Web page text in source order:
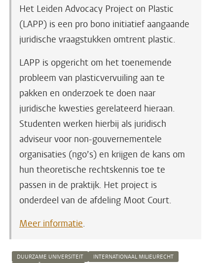
Het Leiden Advocacy Project on Plastic
(LAPP) is een pro bono initiatief aangaande
juridische vraagstukken omtrent plastic.
LAPP is opgericht om het toenemende
probleem van plasticvervuiling aan te
pakken en onderzoek te doen naar
juridische kwesties gerelateerd hieraan.
Studenten werken hierbij als juridisch
adviseur voor non-gouvernementele
organisaties (ngo’s) en krijgen de kans om
hun theoretische rechtskennis toe te
passen in de praktijk. Het project is
onderdeel van de afdeling Moot Court.
Meer informatie.
DUURZAME UNIVERSITEIT
INTERNATIONAAL MILIEURECHT